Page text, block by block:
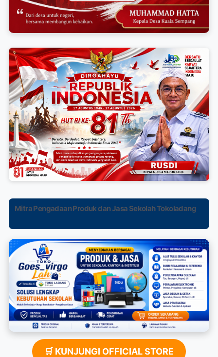
Mitra Pengadaan Produk dan Jasa Sekolah Tokoladang
🛒 KUNJUNGI OFFICIAL STORE